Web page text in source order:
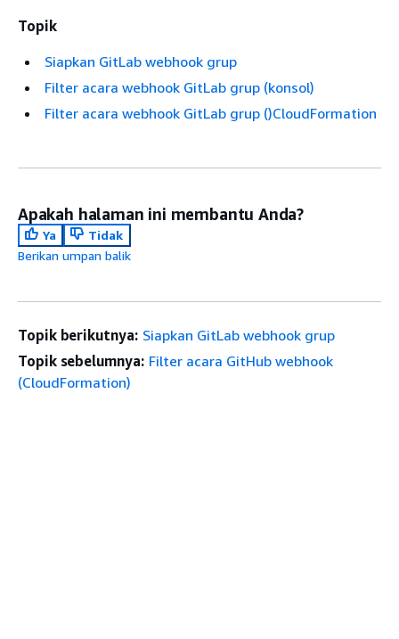
Topik
Siapkan GitLab webhook grup
Filter acara webhook GitLab grup (konsol)
Filter acara webhook GitLab grup ()CloudFormation
Apakah halaman ini membantu Anda?
Ya
Tidak
Berikan umpan balik
Topik berikutnya: Siapkan GitLab webhook grup
Topik sebelumnya: Filter acara GitHub webhook
(CloudFormation)